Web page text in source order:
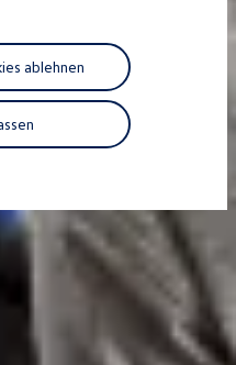
Elektronik
verbinden
Karten und Radio
ablehnen